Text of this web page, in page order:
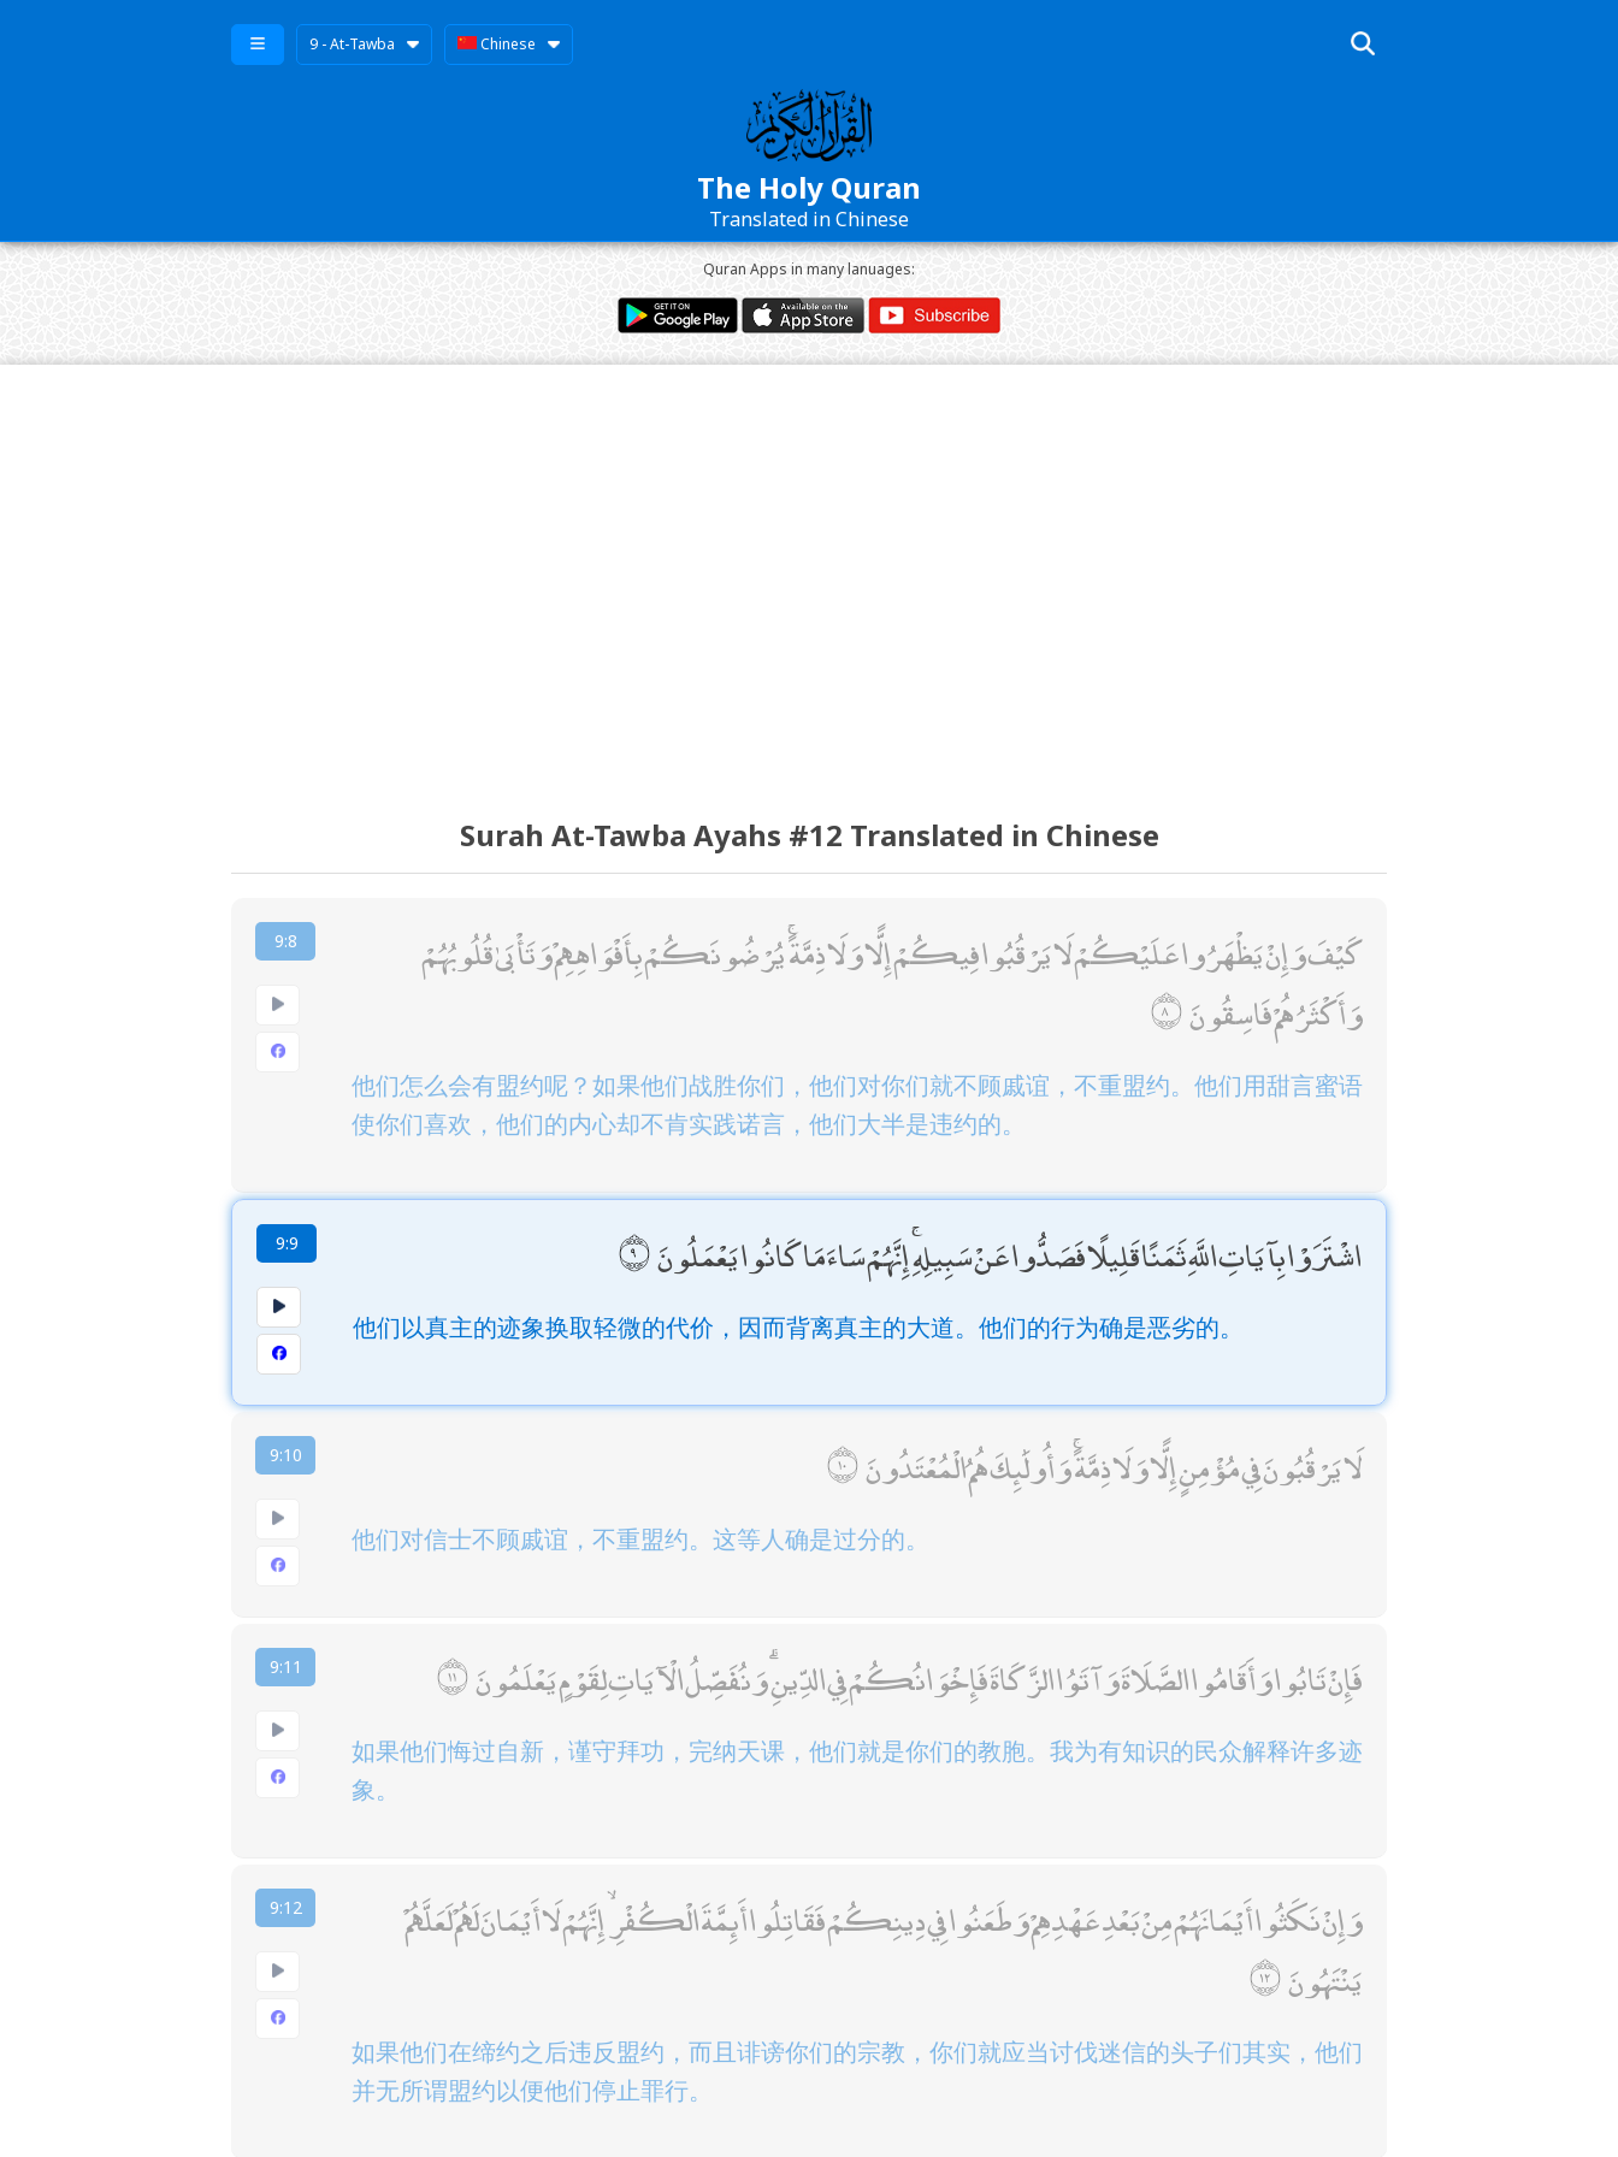
9 - At-Tawba Chinese
The Holy Quran
Translated in Chinese
Quran Apps in many lanuages:
Surah At-Tawba Ayahs #12 Translated in Chinese
9:8
كَيْفَ وَإِنْ يَظْهَرُوا عَلَيْكُمْ لَا يَرْقُبُوا فِيكُمْ إِلًّا وَلَا ذِمَّةً ۚ يُرْضُونَكُمْ بِأَفْوَاهِهِمْ وَتَأْبَىٰ قُلُوبُهُمْ
وَأَكْثَرُهُمْ فَاسِقُونَ
他们怎么会有盟约呢？如果他们战胜你们，他们对你们就不顾戚谊，不重盟约。他们用甜言蜜语
使你们喜欢，他们的内心却不肯实践诺言，他们大半是违约的。
9:9 اشْتَرَوْا بِآيَاتِ اللَّهِ ثَمَنًا قَلِيلًا فَصَدُّوا عَنْ سَبِيلِهِ ۚ إِنَّهُمْ سَاءَ مَا كَانُوا يَعْمَلُونَ
他们以真主的迹象换取轻微的代价，因而背离真主的大道。他们的行为确是恶劣的。
9:10 لَا يَرْقُبُونَ فِي مُؤْمِنٍ إِلًّا وَلَا ذِمَّةً ۚ وَأُولَٰئِكَ هُمُ الْمُعْتَدُونَ
他们对信士不顾戚谊，不重盟约。这等人确是过分的。
9:11 فَإِنْ تَابُوا وَأَقَامُوا الصَّلَاةَ وَآتَوُا الزَّكَاةَ فَإِخْوَانُكُمْ فِي الدِّينِ ۗ وَنُفَصِّلُ الْآيَاتِ لِقَوْمٍ يَعْلَمُونَ
如果他们悔过自新，谨守拜功，完纳天课，他们就是你们的教胞。我为有知识的民众解释许多迹
象。
9:12
وَإِنْ نَكَثُوا أَيْمَانَهُمْ مِنْ بَعْدِ عَهْدِهِمْ وَطَعَنُوا فِي دِينِكُمْ فَقَاتِلُوا أَئِمَّةَ الْكُفْرِ ۙ إِنَّهُمْ لَا أَيْمَانَ لَهُمْ لَعَلَّهُمْ
يَنْتَهُونَ
如果他们在缔约之后违反盟约，而且诽谤你们的宗教，你们就应当讨伐迷信的头子们其实，他们
并无所谓盟约以便他们停止罪行。